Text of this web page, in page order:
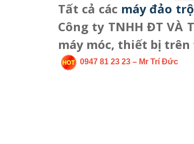
Tất cả các máy đảo
Công ty TNHH ĐT
máy móc, thiết bị
0947 81 23 23 – Mr Trí Đức